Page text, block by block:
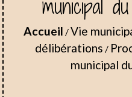
municipal
Accueil /Vie
délibérations /
municipal